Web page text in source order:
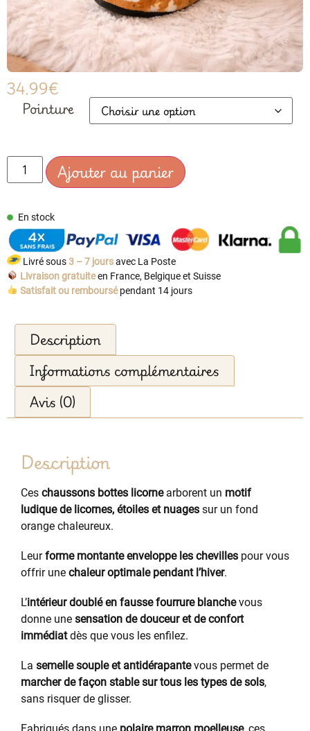
34.99€
Pointure
Ajouter au panier
En stock
Livré sous3 – 7 joursavec La Poste
Livraison gratuiteen France, Belgique et Suisse
Satisfait ou remboursépendant 14 jours
Description
Informations complémentaires
Avis (0)
Description
Ces chaussons bottes licornearborent un motif
ludique de licornes, étoiles et nuages sur un fond
orange chaleureux.
Leurforme montante enveloppe les chevilles pour vous
offrir une chaleur optimale pendant l’hiver.
L’intérieur doublé en fausse fourrure blanchevous
donne une sensation de douceur et de confort
immédiatdès que vous les enfilez.
La semelle souple et antidérapantevous permet de
marcher de façon stable sur tous les types de sols,
sans risquer de glisser.